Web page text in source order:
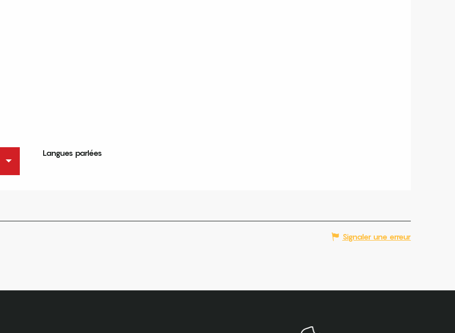
Langues parlées
Langues parlées
Signaler une erreur